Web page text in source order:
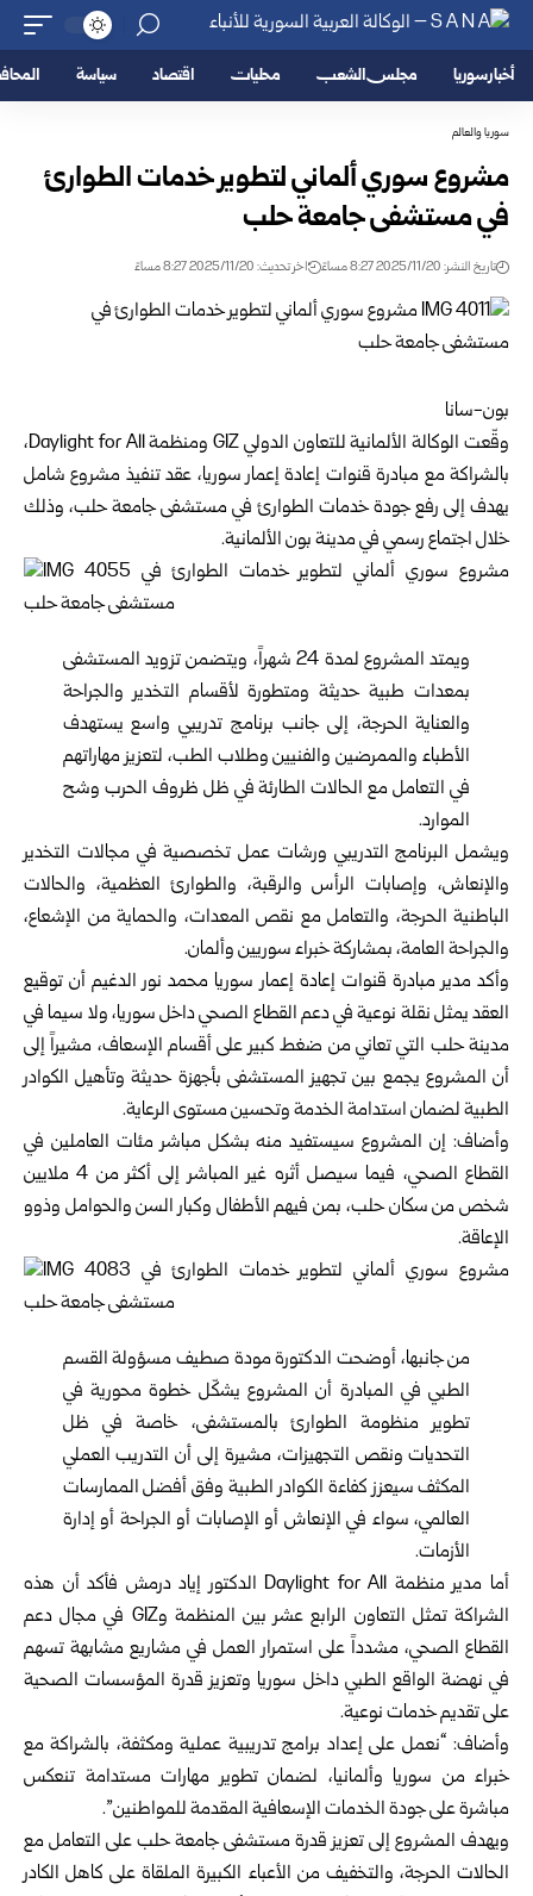
أخبار سوريا مجلس الشعب محليات اقتصاد سياسة
سوريا والعالم
مشروع سوري ألماني لتطوير خدمات الطوارئ
في مستشفى جامعة حلب
تاريخ النشر: 2025/11/20 8:27 مساءً اخر تحديث: 2025/11/20 8:27 مساءً
بون-سانا
وقّعت الوكالة الألمانية للتعاون الدولي GIZ ومنظمة Daylight for All،
بالشراكة مع مبادرة قنوات إعادة إعمارسوريا، عقد تنفيذ مشروع شامل
يهدف إلى رفع جودة خدمات الطوارئ في مستشفى جامعةحلب، وذلك
خلال اجتماع رسمي في مدينة بون الألمانية.
ويمتد المشروع لمدة 24 شهراً، ويتضمن تزويد المستشفى
بمعدات طبية حديثة ومتطورة لأقسام التخدير والجراحة
والعناية الحرجة، إلى جانب برنامج تدريبي واسع يستهدف
الأطباء والممرضين والفنيين وطلاب الطب، لتعزيز مهاراتهم
في التعامل مع الحالات الطارئة في ظل ظروف الحرب وشح
الموارد.
ويشمل البرنامج التدريبي ورشات عمل تخصصية في مجالات التخدير
والإنعاش، وإصابات الرأس والرقبة، والطوارئ العظمية، والحالات
الباطنية الحرجة، والتعامل مع نقص المعدات، والحماية من الإشعاع،
والجراحة العامة، بمشاركة خبراء سوريين وألمان.
وأكد مدير مبادرة قنوات إعادة إعمار سوريا محمد نور الدغيم أن توقيع
العقد يمثل نقلة نوعية في دعم القطاع الصحي داخل سوريا، ولا سيما في
مدينة حلب التي تعاني من ضغط كبير على أقسام الإسعاف، مشيراً إلى
أن المشروع يجمع بين تجهيز المستشفى بأجهزة حديثة وتأهيل الكوادر
الطبية لضمان استدامة الخدمة وتحسين مستوى الرعاية.
وأضاف: إن المشروع سيستفيد منه بشكل مباشر مئات العاملين في
القطاع الصحي، فيما سيصل أثره غير المباشر إلى أكثر من 4 ملايين
شخص من سكان حلب، بمن فيهم الأطفال وكبار السن والحوامل وذوو
الإعاقة.
من جانبها، أوضحت الدكتورة مودة صطيف مسؤولة القسم
الطبي في المبادرة أن المشروع يشكّل خطوة محورية في
تطوير منظومة الطوارئ بالمستشفى، خاصة في ظل
التحديات ونقص التجهيزات، مشيرة إلى أن التدريب العملي
المكثف سيعزز كفاءة الكوادر الطبية وفق أفضل الممارسات
العالمي، سواء في الإنعاش أو الإصابات أو الجراحة أو إدارة
الأزمات.
أما مدير منظمة Daylight for All الدكتور إياد درمش فأكد أن هذه
الشراكة تمثل التعاون الرابع عشر بين المنظمة وGIZ في مجال دعم
القطاع الصحي، مشدداً على استمرار العمل في مشاريع مشابهة تسهم
في نهضة الواقع الطبي داخل سوريا وتعزيز قدرة المؤسسات الصحية
على تقديم خدمات نوعية.
وأضاف: “نعمل على إعداد برامج تدريبية عملية ومكثفة، بالشراكة مع
خبراء من سوريا وألمانيا، لضمان تطوير مهارات مستدامة تنعكس
مباشرة على جودة الخدمات الإسعافية المقدمة للمواطنين”.
ويهدف المشروع إلى تعزيز قدرة مستشفى جامعة حلب على التعامل مع
الحالات الحرجة، والتخفيف من الأعباء الكبيرة الملقاة على كاهل الكادر